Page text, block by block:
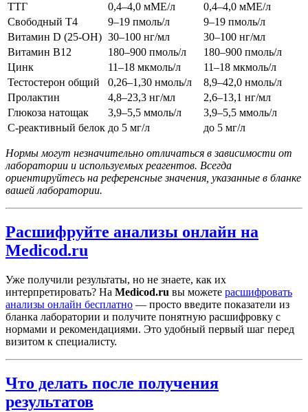
ТТГ
0,4–4,0 мМЕ/л
0,4–4,0 мМЕ/л
Свободный Т4
9–19 пмоль/л
9–19 пмоль/л
Витамин D (25-OH) 30–100 нг/мл
30–100 нг/мл
Витамин B12
180–900 пмоль/л
180–900 пмоль/л
Цинк
11–18 мкмоль/л
11–18 мкмоль/л
Тестостерон общий
0,26–1,30 нмоль/л
8,9–42,0 нмоль/л
Пролактин
4,8–23,3 нг/мл
2,6–13,1 нг/мл
Глюкоза натощак
3,9–5,5 ммоль/л
3,9–5,5 ммоль/л
С-реактивный белок до 5 мг/л до 5 мг/л
Нормы могут незначительно отличаться в зависимости от
лаборатории и используемых реагентов. Всегда
ориентируйтесь на референсные значения, указанные в бланке
вашей лаборатории.
Расшифруйте анализы онлайн на
Medicod.ru
Уже получили результаты, но не знаете, как их
интерпретировать? На Medicod.ru вы можете расшифровать
анализы онлайн бесплатно — просто введите показатели из
бланка лаборатории и получите понятную расшифровку с
нормами и рекомендациями. Это удобный первый шаг перед
визитом к специалисту.
Что делать после получения
результатов